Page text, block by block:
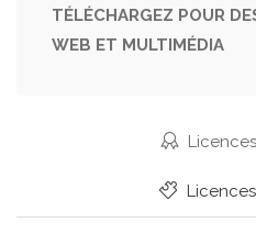
Bien-Être Asie
Végétalien Cuisinier
TÉLÉCHARGEZ POUR
WEB ET MULTIMÉDIA